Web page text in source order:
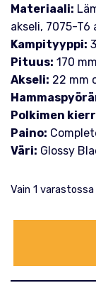
Materiaali:
akseli, 7075-
Kampityyppi:
Pituus: 170 mm
Akseli: 22 mm
Polkimen
Paino:
Väri: Glossy
Vain 1 varastossa